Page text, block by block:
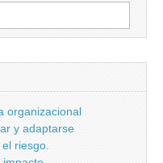
organizacional
y adaptarse
riesgo.